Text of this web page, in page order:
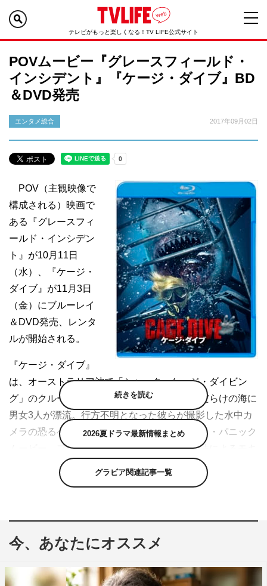
テレビがもっと楽しくなる！TV LIFE公式サイト
POVムービー『グレースフィールド・
インシデント』『ケージ・ダイブ』BD
＆DVD発売
エンタメ総合 2017年09月02日
POV（主観映像で
構成される）映画で
ある『グレースフィ
ールド・インシデン
ト』が10月11日
（水）、『ケージ・
ダイブ』が11月3日
（金）にブルーレイ
＆DVD発売、レンタ
ルが開始される。
『ケージ・ダイブ』
は、オーストラリア沖で「シャーク・ケージ・ダイビン
グ」のクルーザーが高波により転覆し、サメだらけの海に
男女3人が漂流。行方不明となった彼らが撮影した水中カ
メラの恐るべき映像が映し出される、シャーク・パニック
ムービー。ファウンド・フッテージという手法によるモキ
ュメンタリーとなっている。10月11日（水）にブルーレ
イ＆DVDの発売、レンタル、デジタル配信も開始され
『グレースフィールド・インシデント』は、カナダの南西
部、グレースフィールドで起きた謎の行方不明事件の現場
SFホラームービー。『ライラの冒険/黄金の羅針盤』でア
続きを読む
2026夏ドラマ最新情報まとめ
グラビア関連記事一覧
今、あなたにオススメ